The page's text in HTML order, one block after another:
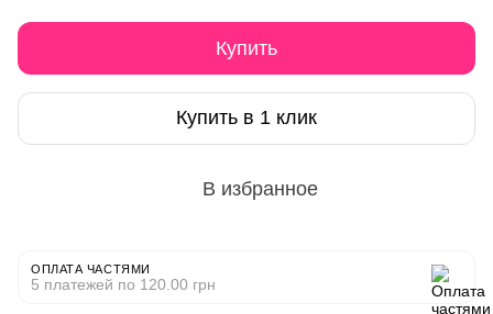
Купить
Купить в 1 клик
В избранное
ОПЛАТА ЧАСТЯМИ
5 платежей по 120.00 грн